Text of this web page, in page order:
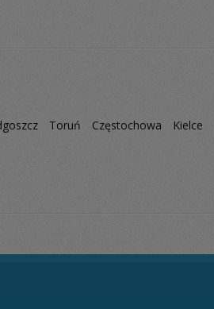
Toruń Częstochowa Kielce